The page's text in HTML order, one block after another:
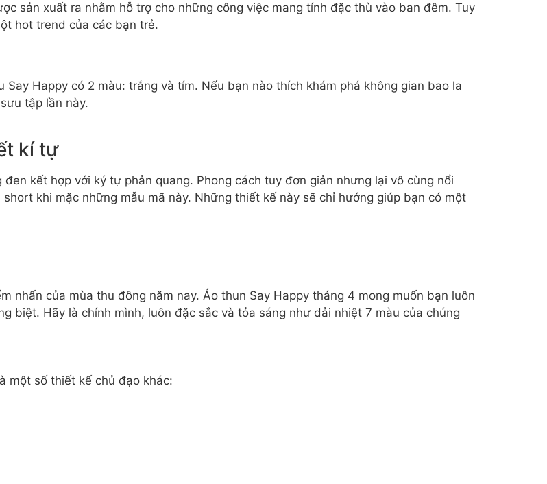
sản xuất ra nhằm hỗ trợ cho những công việc mang tính đặc thù vào ban đêm. Tuy
hot trend của các bạn trẻ.
Happy có 2 màu: trắng và tím. Nếu bạn nào thích khám phá không gian bao la
tập lần này.
kí tự
kết hợp với ký tự phản quang. Phong cách tuy đơn giản nhưng lại vô cùng nổi
khi mặc những mẫu mã này. Những thiết kế này sẽ chỉ hướng giúp bạn có một
nhấn của mùa thu đông năm nay. Áo thun Say Happy tháng 4 mong muốn bạn luôn
biệt. Hãy là chính mình, luôn đặc sắc và tỏa sáng như dải nhiệt 7 màu của chúng
một số thiết kế chủ đạo khác: